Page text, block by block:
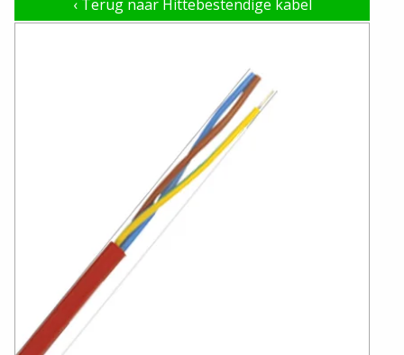
‹Terug naar Hittebestendige kabel